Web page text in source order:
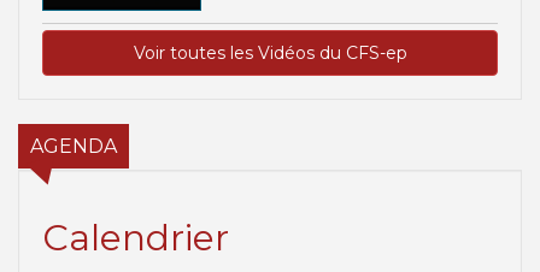
Voir toutes les Vidéos du CFS-ep
AGENDA
Calendrier